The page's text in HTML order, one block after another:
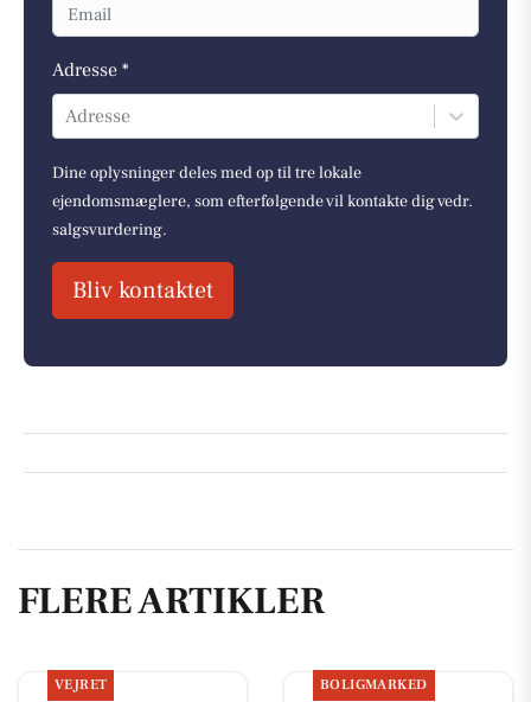
Adresse *
Adresse
Dine oplysninger deles med op til tre lokale
ejendomsmæglere, som efterfølgende vil kontakte dig vedr.
salgsvurdering.
Bliv kontaktet
FLERE ARTIKLER
VEJRET BOLIGMARKED